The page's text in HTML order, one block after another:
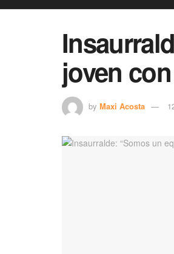
joven
by Maxi Acosta